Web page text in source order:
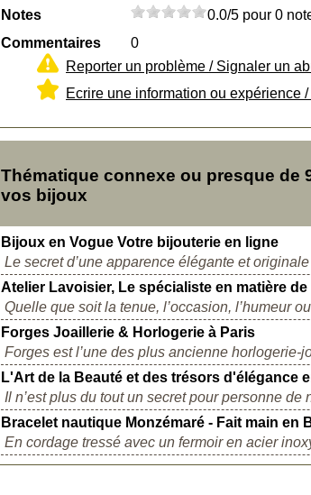
Notes
0.0/5 pour 0
Commentaires
0
Reporter un problème / Signaler un
Ecrire une information ou expérience
Thématique connexe ou presque de
vos bijoux
Bijoux en Vogue Votre bijouterie en ligne
Le secret d’une apparence élégante et
Atelier Lavoisier, Le spécialiste en matière
Quelle que soit la tenue, l’occasion, l’humeur
Forges Joaillerie & Horlogerie à Paris
Forges est l’une des plus ancienne horlogerie-
L'Art de la Beauté et des trésors d'élégance
Il n’est plus du tout un secret pour personne de
Bracelet nautique Monzémaré - Fait main en
En cordage tressé avec un fermoir en acier